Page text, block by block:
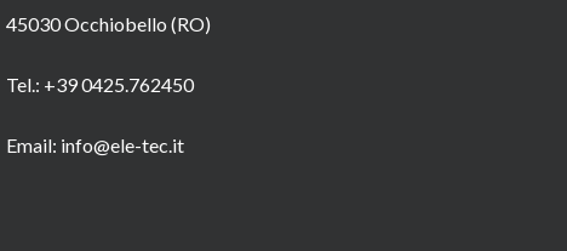
45030 Occhiobello (RO)
Tel.: +39 0425.762450
Email: info@ele-tec.it